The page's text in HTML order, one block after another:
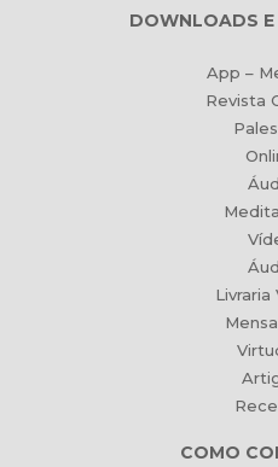
DOWNLOADS
App –
Revista
Livraria
COMO